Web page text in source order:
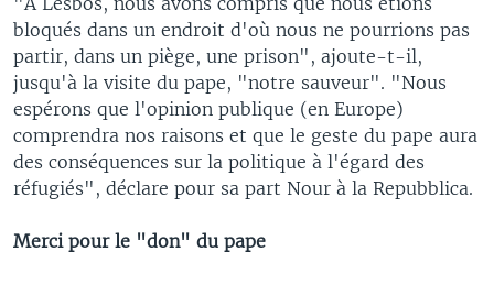
bloqués dans un endroit d'où nous ne pourrions pas
partir, dans un piège, une prison", ajoute-t-il,
jusqu'à la visite du pape, "notre sauveur". "Nous
espérons que l'opinion publique (en Europe)
comprendra nos raisons et que le geste du pape aura
des conséquences sur la politique à l'égard des
réfugiés", déclare pour sa part Nour à la Repubblica.
Merci pour le "don" du pape